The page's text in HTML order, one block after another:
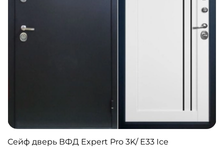
Сейф дверь ВФД Expert Pro 3K/ Е33 Ice